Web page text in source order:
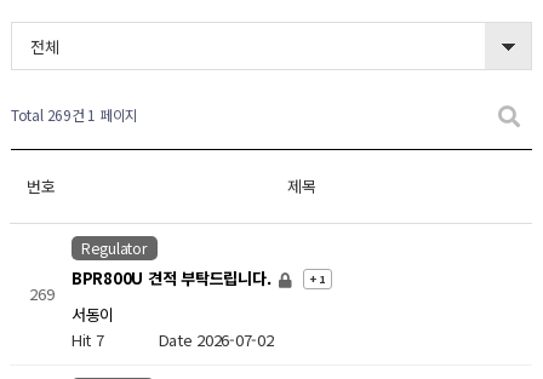
전체
Total 269건 1 페이지
번호 제목
269
Regulator
BPR800U 견적 부탁드립니다. + 1
서동이
Hit 7 Date 2026-07-02